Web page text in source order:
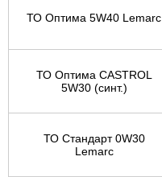
ТО Оптима 5W40 Lemarc
ТО Оптима CASTROL
5W30 (синт.)
ТО Стандарт 0W30
Lemarc